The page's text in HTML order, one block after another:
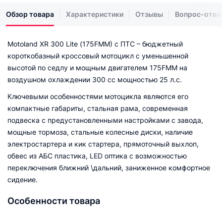
Обзор товара Характеристики Отзывы Вопрос-
Motoland XR 300 Lite (175FMM) с ПТС – бюджетный
короткобазный кроссовый мотоцикл с уменьшенной
высотой по седлу и мощным двигателем 175FMM на
воздушном охлаждении 300 cc мощностью 25 л.с.
Ключевыми особенностями мотоцикла являются его
компактные габариты, стальная рама, современная
подвеска с предустановленными настройками с завода,
мощные тормоза, стальные колесные диски, наличие
электростартера и кик стартера, прямоточный выхлоп,
обвес из АБС пластика, LED оптика с возможностью
переключения ближний \дальний, заниженное комфортное
сидение.
Особенности товара